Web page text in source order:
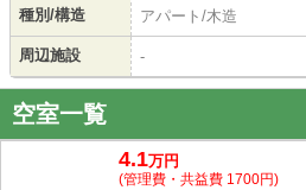
種別/構造 アパート/木造
周辺施設 -
空室一覧
4.1万円
(管理費・共益費 1700円)